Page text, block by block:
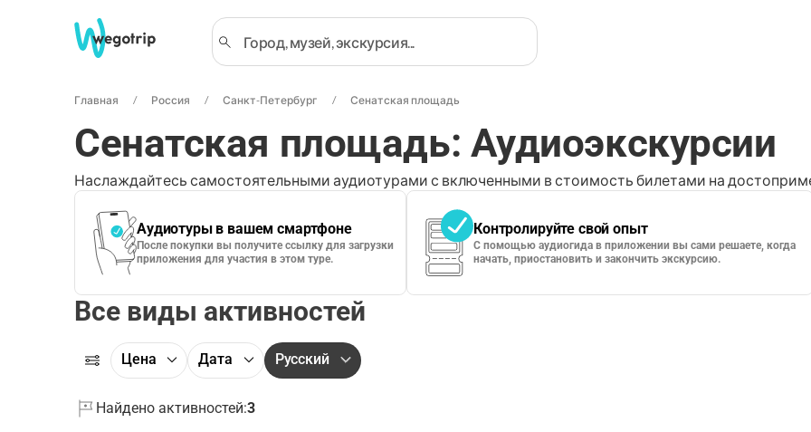
Главная Россия Санкт-Петербург Сенатская площадь
Сенатская площадь: Аудиоэкскурсии
Наслаждайтесь самостоятельными аудиотурами с включенными в стоимость билетами на
Аудиотуры в вашем смартфоне
После покупки вы получите ссылку для загрузки
приложения для участия в этом туре.
Контролируйте свой опыт
С помощью аудиогида в приложении вы сами решаете, когда
начать, приостановить и закончить экскурсию.
Все виды активностей
Цена Дата Русский
Найдено активностей:3